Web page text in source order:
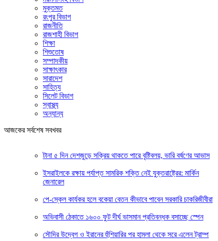
মুক্তমত
রংপুর বিভাগ
রাজনীতি
রাজশাহী বিভাগ
শিক্ষা
শিশুতোষ
সম্পাদকীয়
সাক্ষাৎকার
সারাদেশ
সাহিত্য
সিলেট বিভাগ
স্বাস্থ্য
অন্যান্য
আজকের সর্বশেষ সবখবর
টানা ৫ দিন দেশজুড়ে সক্রিয় থাকতে পারে বৃষ্টিবলয়, ভারি বর্ষণের আভাস
ইসরাইলকে রক্ষায় পর্যাপ্ত সামরিক শক্তি নেই যুক্তরাষ্ট্রের: মার্কিন
জেনারেল
পে-স্কেল কার্যকর হলে বকেয়া বেতন কীভাবে পাবেন সরকারি চাকরিজীবীরা
অভিবাসী ঠেকাতে ১৬০০ ফুট দীর্ঘ ভাসমান প্রতিবন্ধক বসাচ্ছে স্পেন
সৌদির উদ্বেগ ও ইরানের হুঁশিয়ারির পর হামলা থেকে সরে এলেন ট্রাম্প